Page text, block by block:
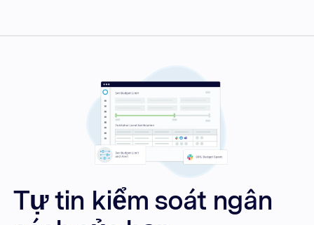
Tự tin kiểm soát ngân